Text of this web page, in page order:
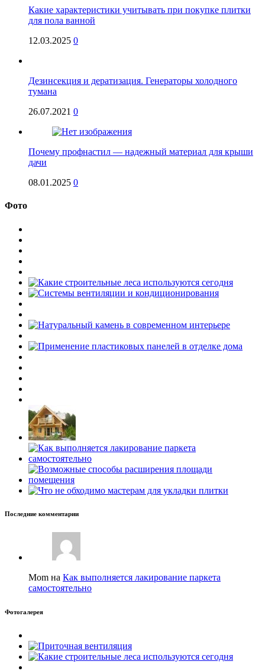
Какие характеристики учитывать при покупке плитки
для пола ванной
12.03.2025 0
Дезинсекция и дератизация. Генераторы холодного
тумана
26.07.2021 0
Почему профнастил — надежный материал для крыши
дачи
08.01.2025 0
Фото
Последние комментарии
Mom на Как выполняется лакирование паркета
самостоятельно
Фотогалерея